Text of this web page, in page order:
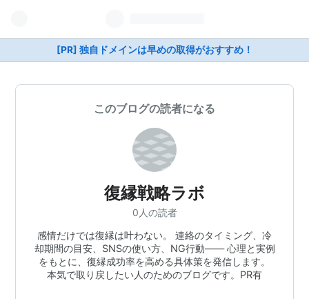
[PR] 独自ドメインは早めの取得がおすすめ！
このブログの読者になる
復縁戦略ラボ
0人の読者
感情だけでは復縁は叶わない。 連絡のタイミング、冷
却期間の目安、SNSの使い方、NG行動―― 心理と実例
をもとに、復縁成功率を高める具体策を発信します。
本気で取り戻したい人のためのブログです。PR有